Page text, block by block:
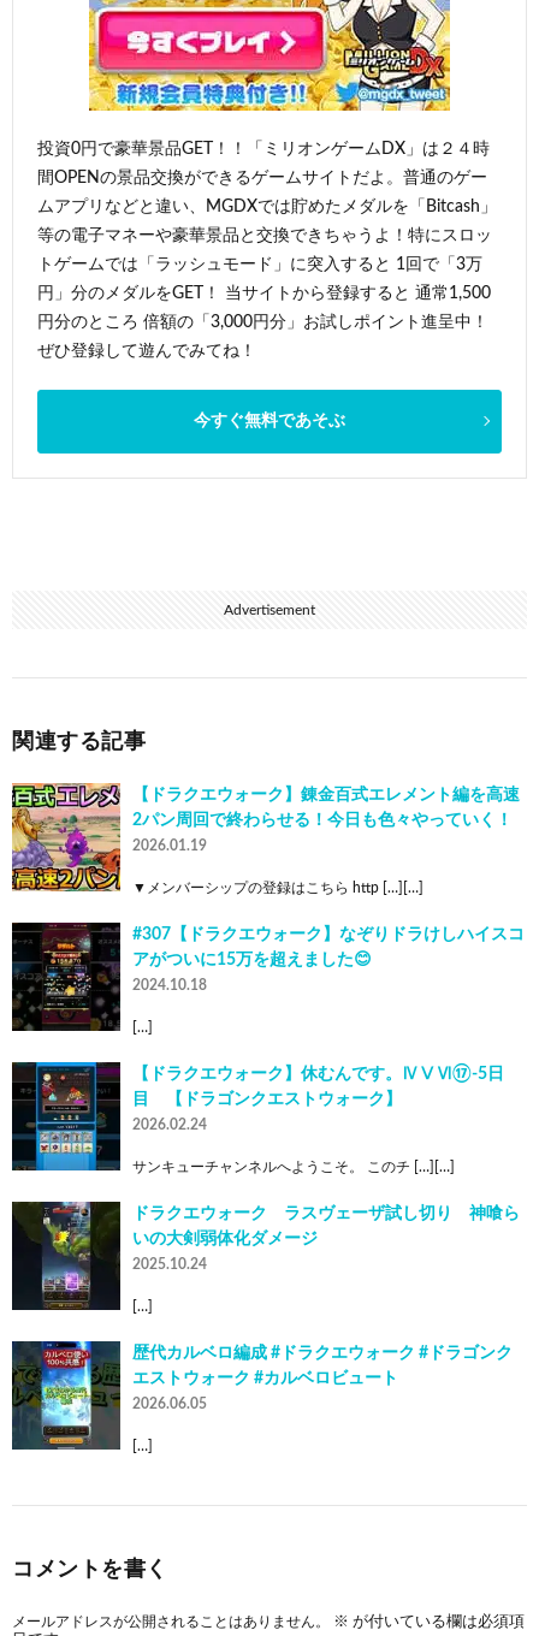
投資0円で豪華景品GET！！「ミリオンゲームDX」は２４時
間OPENの景品交換ができるゲームサイトだよ。普通のゲー
ムアプリなどと違い、MGDXでは貯めたメダルを「Bitcash」
等の電子マネーや豪華景品と交換できちゃうよ！特にスロッ
トゲームでは「ラッシュモード」に突入すると 1回で「3万
円」分のメダルをGET！ 当サイトから登録すると 通常1,500
円分のところ 倍額の「3,000円分」お試しポイント進呈中！
ぜひ登録して遊んでみてね！
今すぐ無料であそぶ
Advertisement
関連する記事
【ドラクエウォーク】錬金百式エレメント編を高速
2パン周回で終わらせる！今日も色々やっていく！
2026.01.19
▼メンバーシップの登録はこちら http […][…]
#307【ドラクエウォーク】なぞりドラけしハイスコ
アがついに15万を超えました😊
2024.10.18
[…]
【ドラクエウォーク】休むんです。ⅣⅤⅥ⑰-5日
目 【ドラゴンクエストウォーク】
2026.02.24
サンキューチャンネルへようこそ。 このチ […][…]
ドラクエウォーク ラスヴェーザ試し切り 神喰ら
いの大剣弱体化ダメージ
2025.10.24
[…]
歴代カルベロ編成 #ドラクエウォーク #ドラゴンク
エストウォーク #カルベロビュート
2026.06.05
[…]
コメントを書く
メールアドレスが公開されることはありません。 ※ が付いている欄は必須項